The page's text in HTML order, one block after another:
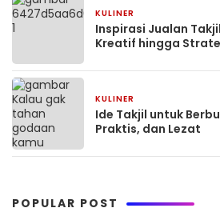
KULINER
Inspirasi Jualan
Kreatif hingga
KULINER
Ide Takjil untuk
Praktis, dan Lezat
POPULAR POST